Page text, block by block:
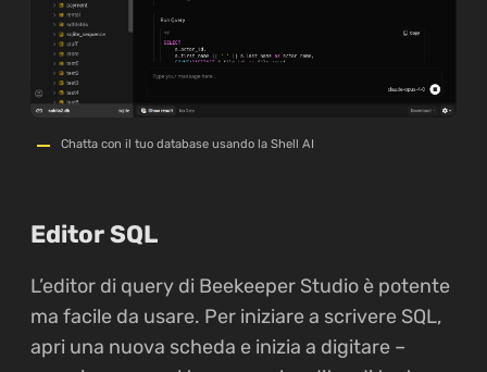
Chatta con il tuo database usando la Shell AI
Editor SQL
L’editor di query di Beekeeper Studio è potente
ma facile da usare. Per iniziare a scrivere SQL,
apri una nuova scheda e inizia a digitare –